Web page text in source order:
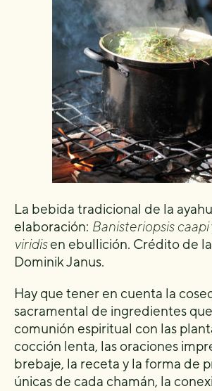
La bebida tradicional de la
elaboración: Banisteriopsis caapi
viridisen ebullición. Crédito de
Dominik Janus.
Hay que tener en cuenta la
sacramental de ingredientes
comunión espiritual con las
cocción lenta, las oraciones
brebaje, la receta y la forma de
únicas de cada chamán, la